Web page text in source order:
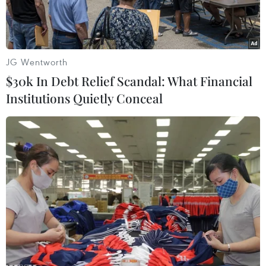
Chiếc ôtô chở ứng cử viên Tổng thống Ecuador Fernando
Villavicencio khi ông bị sát hại, tại Quito, ngày 9/8/2023. (Ảnh:
AFP/TTXVN)
Ngày 11/8, Văn phòng Tổng Công tố Ecuador cho
biết đã cáo buộc 6 đối tượng người Colombia sát
JG Wentworth
$30k In Debt Relief Scandal: What Financial
Institutions Quietly Conceal